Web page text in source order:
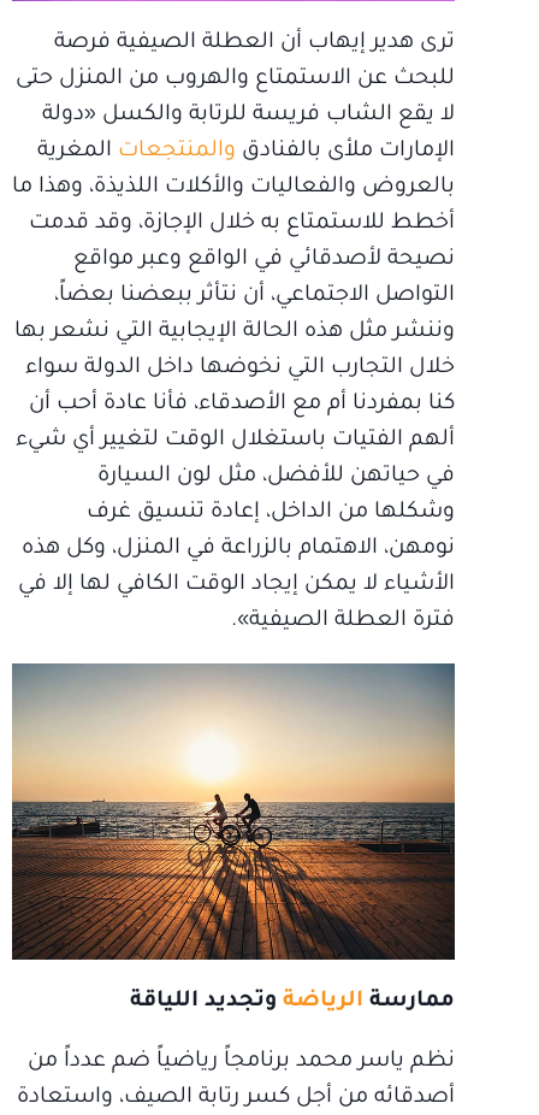
ترى هدير إيهاب أن العطلة الصيفية فرصة
للبحث عن الاستمتاع والهروب من المنزل حتى
لا يقع الشاب فريسة للرتابة والكسل «دولة
الإمارات ملأى بالفنادق والمنتجعات المغرية
بالعروض والفعاليات والأكلات اللذيذة، وهذا ما
أخطط للاستمتاع به خلال الإجازة، وقد قدمت
نصيحة لأصدقائي في الواقع وعبر مواقع
التواصل الاجتماعي، أن نتأثر ببعضنا بعضاً،
وننشر مثل هذه الحالة الإيجابية التي نشعر بها
خلال التجارب التي نخوضها داخل الدولة سواء
كنا بمفردنا أم مع الأصدقاء، فأنا عادة أحب أن
ألهم الفتيات باستغلال الوقت لتغيير أي شيء
في حياتهن للأفضل، مثل لون السيارة
وشكلها من الداخل، إعادة تنسيق غرف
نومهن، الاهتمام بالزراعة في المنزل، وكل هذه
الأشياء لا يمكن إيجاد الوقت الكافي لها إلا في
فترة العطلة الصيفية».
ممارسة الرياضة وتجديد اللياقة
نظم ياسر محمد برنامجاً رياضياً ضم عدداً من
أصدقائه من أجل كسر رتابة الصيف، واستعادة